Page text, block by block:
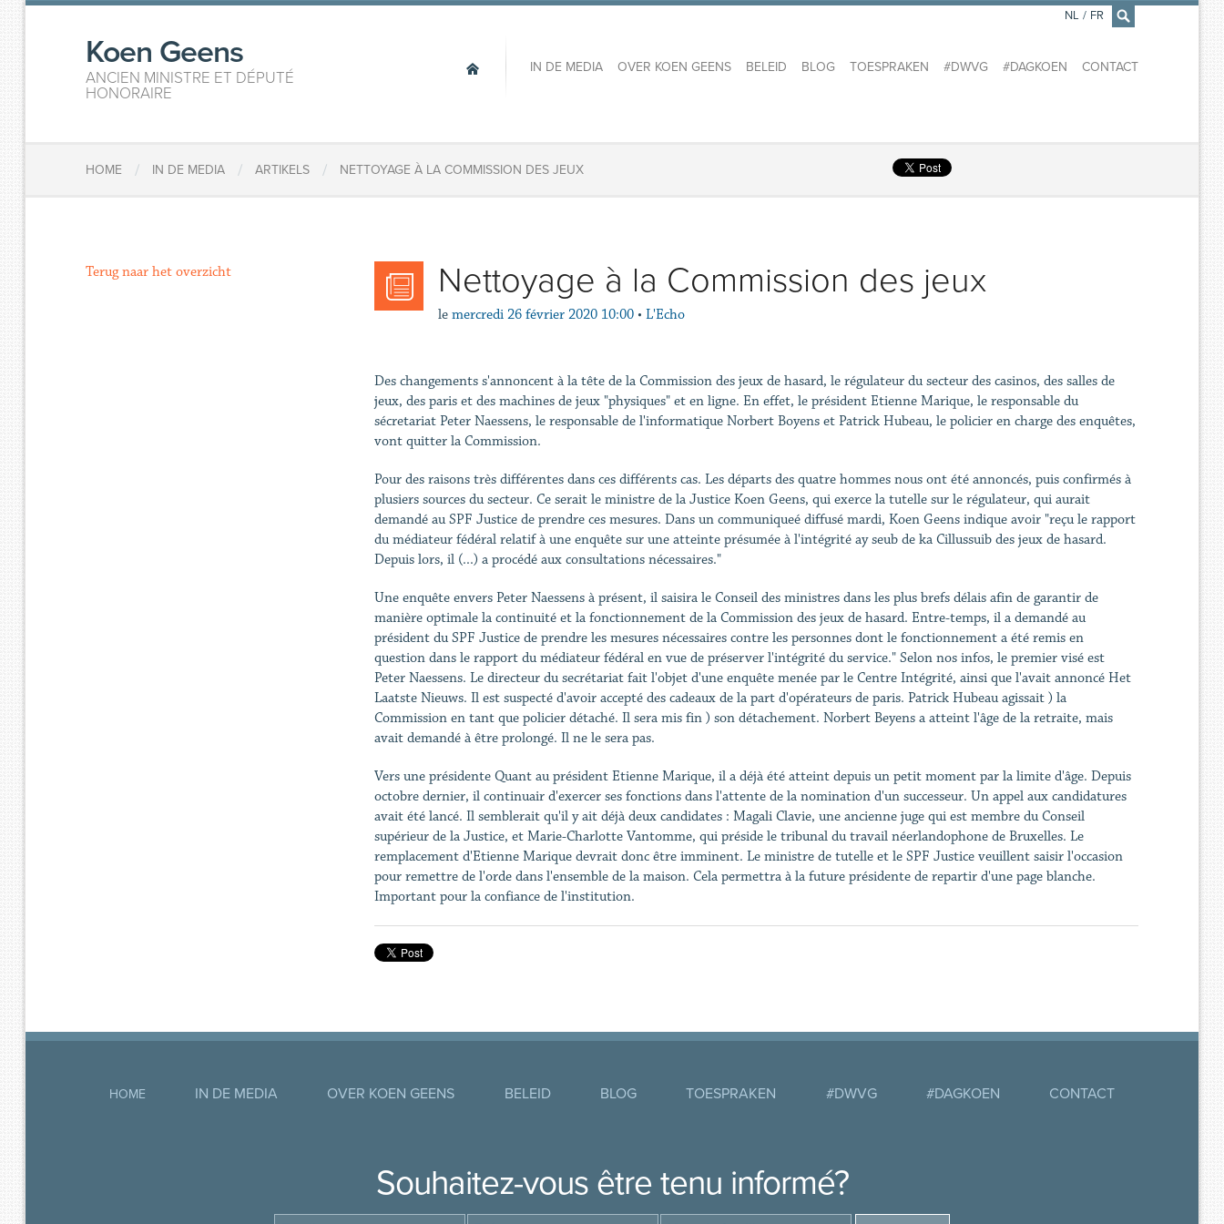
×
Koen Geens
ANCIEN MINISTRE ET DÉPUTÉ
HONORAIRE
IN DE MEDIA OVER KOEN GEENS BELEID BLOG TOESPRAKEN #DWVG #DAGKOEN CONTACT
NL / FR
HOME / IN DE MEDIA / ARTIKELS / NETTOYAGE À LA COMMISSION DES JEUX
Nettoyage à la Commission des jeux
le mercredi 26 février 2020 10:00 • L'Echo
Des changements s'annoncent à la tête de la Commission des jeux de hasard, le régulateur du secteur des casinos, des salles de
jeux, des paris et des machines de jeux "physiques" et en ligne. En effet, le président Etienne Marique, le responsable du
sécretariat Peter Naessens, le responsable de l'informatique Norbert Boyens et Patrick Hubeau, le policier en charge des enquêtes,
vont quitter la Commission.
Pour des raisons très différentes dans ces différents cas. Les départs des quatre hommes nous ont été annoncés, puis confirmés à
plusiers sources du secteur. Ce serait le ministre de la Justice Koen Geens, qui exerce la tutelle sur le régulateur, qui aurait
demandé au SPF Justice de prendre ces mesures. Dans un communiqueé diffusé mardi, Koen Geens indique avoir "reçu le rapport
du médiateur fédéral relatif à une enquête sur une atteinte présumée à l'intégrité ay seub de ka Cillussuib des jeux de hasard.
Depuis lors, il (...) a procédé aux consultations nécessaires."
Une enquête envers Peter Naessens à présent, il saisira le Conseil des ministres dans les plus brefs délais afin de garantir de
manière optimale la continuité et la fonctionnement de la Commission des jeux de hasard. Entre-temps, il a demandé au
président du SPF Justice de prendre les mesures nécessaires contre les personnes dont le fonctionnement a été remis en
question dans le rapport du médiateur fédéral en vue de préserver l'intégrité du service." Selon nos infos, le premier visé est
Peter Naessens. Le directeur du secrétariat fait l'objet d'une enquête menée par le Centre Intégrité, ainsi que l'avait annoncé Het
Laatste Nieuws. Il est suspecté d'avoir accepté des cadeaux de la part d'opérateurs de paris. Patrick Hubeau agissait ) la
Commission en tant que policier détaché. Il sera mis fin ) son détachement. Norbert Beyens a atteint l'âge de la retraite, mais
avait demandé à être prolongé. Il ne le sera pas.
Vers une présidente Quant au président Etienne Marique, il a déjà été atteint depuis un petit moment par la limite d'âge. Depuis
octobre dernier, il continuair d'exercer ses fonctions dans l'attente de la nomination d'un successeur. Un appel aux candidatures
avait été lancé. Il semblerait qu'il y ait déjà deux candidates : Magali Clavie, une ancienne juge qui est membre du Conseil
supérieur de la Justice, et Marie-Charlotte Vantomme, qui préside le tribunal du travail néerlandophone de Bruxelles. Le
remplacement d'Etienne Marique devrait donc être imminent. Le ministre de tutelle et le SPF Justice veuillent saisir l'occasion
pour remettre de l'orde dans l'ensemble de la maison. Cela permettra à la future présidente de repartir d'une page blanche.
Important pour la confiance de l'institution.
Terug naar het overzicht
HOME IN DE MEDIA OVER KOEN GEENS BELEID BLOG TOESPRAKEN #DWVG #DAGKOEN CONTACT
Souhaitez-vous être tenu informé?